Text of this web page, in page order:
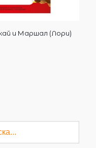
и Маршал (Лори)